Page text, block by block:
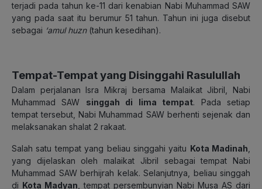
terjadi pada tahun ke-11 dari kenabian Nabi Muhammad SAW
yang pada saat itu berumur 51 tahun. Tahun ini juga disebut
sebagai ‘amul huzn(tahun kesedihan).
Tempat-Tempat yang Disinggahi Rasulullah
Dalam perjalanan Isra Mikraj bersama Malaikat Jibril, Nabi
Muhammad SAW singgah di lima tempat. Pada setiap
tempat tersebut, Nabi Muhammad SAW berhenti sejenak dan
melaksanakan shalat 2 rakaat.
Salah satu tempat yang beliau singgahi yaitu Kota Madinah
yang dijelaskan oleh malaikat Jibril sebagai tempat Nabi
Muhammad SAW berhijrah kelak. Selanjutnya, beliau singgah
di Kota Madyan , tempat persembunyian Nabi Musa AS dari